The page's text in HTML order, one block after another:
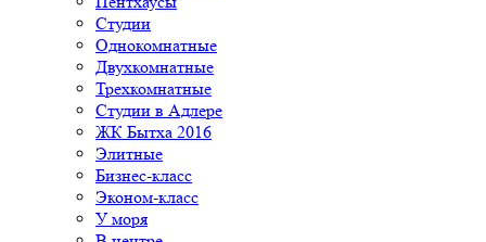
Студии
Однокомнатные
Двухкомнатные
Трехкомнатные
Студии в Адлере
ЖК Бытха 2016
Элитные
Бизнес-класс
Эконом-класс
У моря